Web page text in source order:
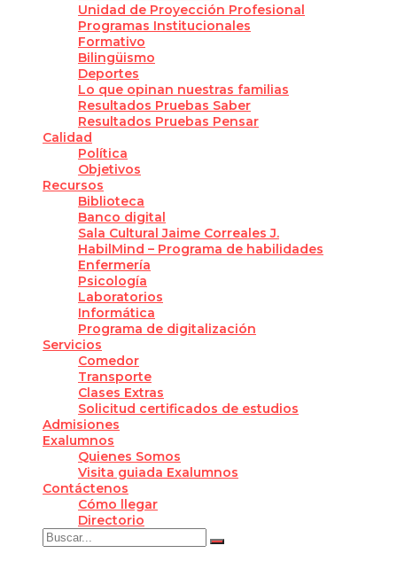
Unidad de Proyección Profesional
Programas Institucionales
Formativo
Bilingüismo
Deportes
Lo que opinan nuestras familias
Resultados Pruebas Saber
Resultados Pruebas Pensar
Calidad
Política
Objetivos
Recursos
Biblioteca
Banco digital
Sala Cultural Jaime Correales J.
HabilMind – Programa de habilidades
Enfermería
Psicología
Laboratorios
Informática
Programa de digitalización
Servicios
Comedor
Transporte
Clases Extras
Solicitud certificados de estudios
Admisiones
Exalumnos
Quienes Somos
Visita guiada Exalumnos
Contáctenos
Cómo llegar
Directorio